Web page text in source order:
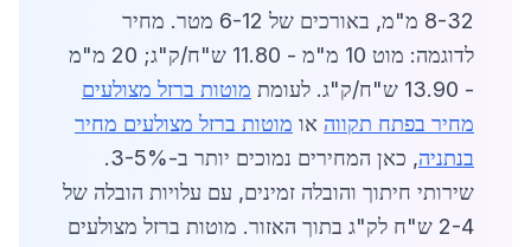
8-32 מ"מ, באורכים של 6-12 מטר. מחיר
לדוגמה: מוט 10 מ"מ - 11.80 ש"ח/ק"ג; 20 מ"מ
- 13.90 ש"ח/ק"ג. לעומת
מוטות ברזל מצולעים
מחיר בפתח תקווה או מוטות ברזל מצולעים מחיר
בנתניה
, כאן המחירים נמוכים יותר ב-3-5%.
שירותי חיתוך והובלה זמינים, עם עלויות הובלה של
2-4 ש"ח לק"ג בתוך האזור. מוטות ברזל מצולעים